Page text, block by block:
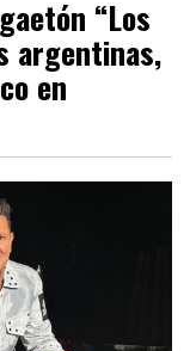
“Los
argentinas,
en